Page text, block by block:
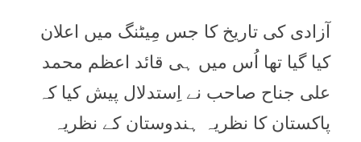
آزادی کی تاریخ کا جس مِیٹنگ میں اعلان
کیا گیا تھا اُس میں ہی قائد اعظم محمد
علی جناح صاحب نے اِستدلال پیش کیا کہ
پاکستان کا نظریہ ہندوستان کے نظریہ